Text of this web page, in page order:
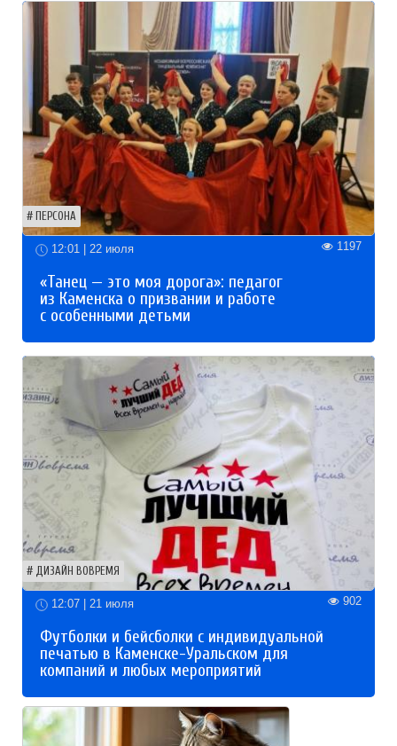
ПЕРСОНА
12:01 | 22 июля 1197
«Танец — это моя дорога»: педагог
из Каменска о призвании и работе
с особенными детьми
ДИЗАЙН ВОВРЕМЯ
12:07 | 21 июля 902
Футболки и бейсболки с индивидуальной
печатью в Каменске-Уральском для
компаний и любых мероприятий